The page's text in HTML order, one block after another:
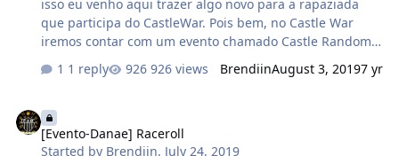
isso eu venho aqui trazer algo novo para a rapaziada
que participa do CastleWar. Pois bem, no Castle War
iremos contar com um evento chamado Castle Random.
o Castle do dia 03/08/2019 de acordo com a quantidade
Castle terá seu numero, o numero será de acordo com o
Rank do Castle War com base no seu dano, sendo assim,
para participar do sorteio é fundamental que dê dano
1 reply 926 views BrendiinAugust 3, 20197 yr
[Evento-Danae] Raceroll
Started by Brendiin, July 24, 2019